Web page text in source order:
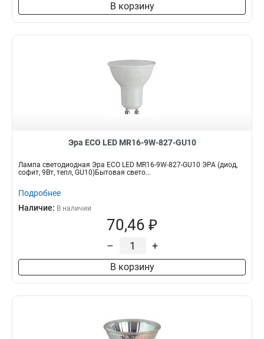
В корзину
Эра ECO LED MR16-9W-827-GU10
Лампа светодиодная Эра ECO LED MR16-9W-827-GU10 ЭРА (диод,
софит, 9Вт, тепл, GU10)Бытовая свето...
Подробнее
Наличие: В наличии
70,46 ₽
– +
В корзину